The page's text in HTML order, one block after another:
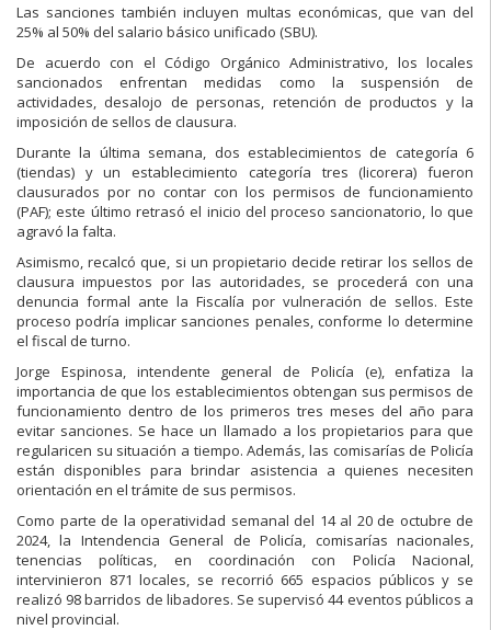
Las sanciones también incluyen multas económicas, que van del
25% al 50% del salario básico unificado (SBU).
De acuerdo con el Código Orgánico Administrativo, los locales
sancionados enfrentan medidas como la suspensión de
actividades, desalojo de personas, retención de productos y la
imposición de sellos de clausura.
Durante la última semana, dos establecimientos de categoría 6
(tiendas) y un establecimiento categoría tres (licorera) fueron
clausurados por no contar con los permisos de funcionamiento
(PAF); este último retrasó el inicio del proceso sancionatorio, lo que
agravó la falta.
Asimismo, recalcó que, si un propietario decide retirar los sellos de
clausura impuestos por las autoridades, se procederá con una
denuncia formal ante la Fiscalía por vulneración de sellos. Este
proceso podría implicar sanciones penales, conforme lo determine
el fiscal de turno.
Jorge Espinosa, intendente general de Policía (e), enfatiza la
importancia de que los establecimientos obtengan sus permisos de
funcionamiento dentro de los primeros tres meses del año para
evitar sanciones. Se hace un llamado a los propietarios para que
regularicen su situación a tiempo. Además, las comisarías de Policía
están disponibles para brindar asistencia a quienes necesiten
orientación en el trámite de sus permisos.
Como parte de la operatividad semanal del 14 al 20 de octubre de
2024, la Intendencia General de Policía, comisarías nacionales,
tenencias políticas, en coordinación con Policía Nacional,
intervinieron 871 locales, se recorrió 665 espacios públicos y se
realizó 98 barridos de libadores. Se supervisó 44 eventos públicos a
nivel provincial.